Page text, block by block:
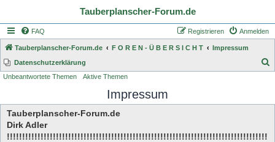
Tauberplanscher-Forum.de
FAQ Anmelden
Registrieren
Tauberplanscher-Forum.de F O R E N - Ü B E R S I C H T
Impressum
Datenschutzerklärung
h
Unbeantwortete Themen Aktive Themen
Impressum
Tauberplanscher-Forum.de
Dirk Adler
!!!!!!!!!!!!!!!!!!!!!!!!!!!!!!!!!!!!!!!!!!!!!!!!!!!!!!!!!!!!!!!!!!!!!!!!!!!!!!!!!!!!!